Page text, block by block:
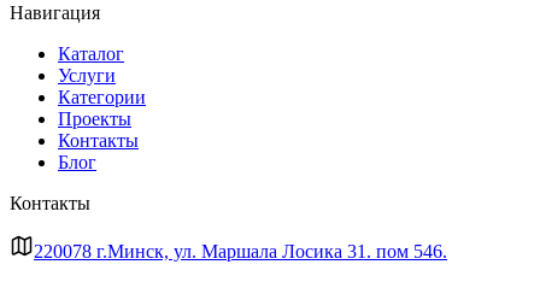
Навигация
Каталог
Услуги
Категории
Проекты
Контакты
Блог
Контакты
220078 г.Минск, ул. Маршала Лосика 31. пом 546.